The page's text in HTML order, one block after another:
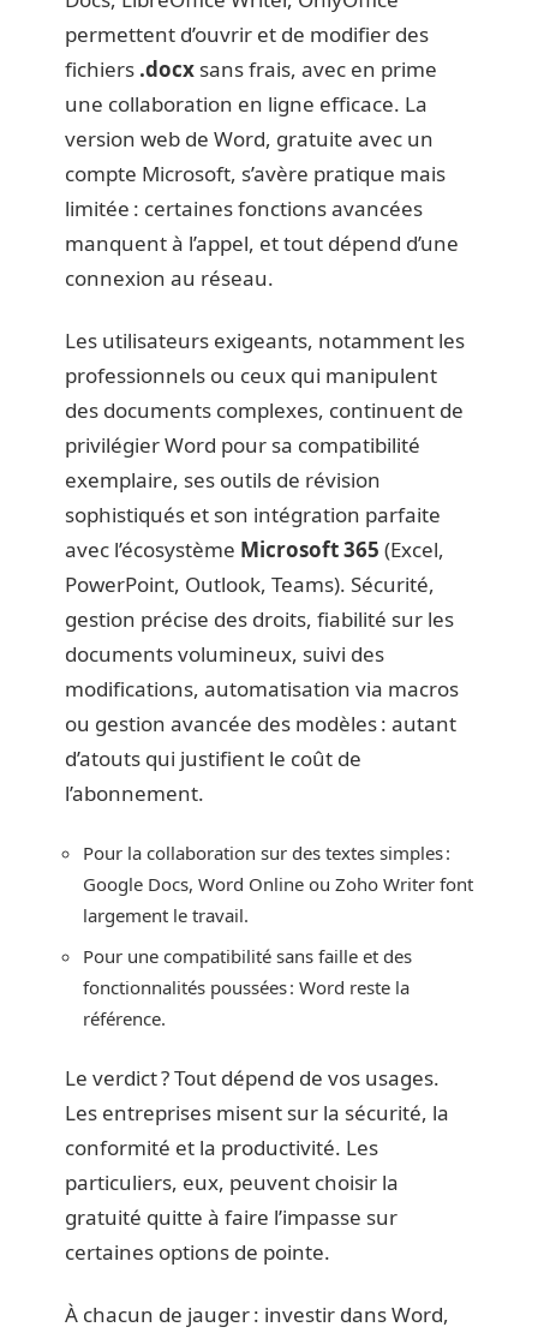
permettent d’ouvrir et de modifier des
fichiers .docx sans frais, avec en prime
une collaboration en ligne efficace. La
version web de Word, gratuite avec un
compte Microsoft, s’avère pratique mais
limitée : certaines fonctions avancées
manquent à l’appel, et tout dépend d’une
connexion au réseau.
Les utilisateurs exigeants, notamment les
professionnels ou ceux qui manipulent
des documents complexes, continuent de
privilégier Word pour sa compatibilité
exemplaire, ses outils de révision
sophistiqués et son intégration parfaite
avec l’écosystème Microsoft 365 (Excel,
PowerPoint, Outlook, Teams). Sécurité,
gestion précise des droits, fiabilité sur les
documents volumineux, suivi des
modifications, automatisation via macros
ou gestion avancée des modèles : autant
d’atouts qui justifient le coût de
l’abonnement.
Pour la collaboration sur des textes simples :
Google Docs, Word Online ou Zoho Writer font
largement le travail.
Pour une compatibilité sans faille et des
fonctionnalités poussées : Word reste la
référence.
Le verdict ? Tout dépend de vos usages.
Les entreprises misent sur la sécurité, la
conformité et la productivité. Les
particuliers, eux, peuvent choisir la
gratuité quitte à faire l’impasse sur
certaines options de pointe.
À chacun de jauger : investir dans Word,